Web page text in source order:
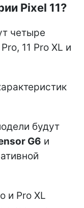
Pixel 11?
четыре
11 Pro XL и
будут
G6 и
и Pro XL